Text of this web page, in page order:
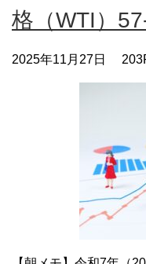
格（WTI）
2025年11月27日